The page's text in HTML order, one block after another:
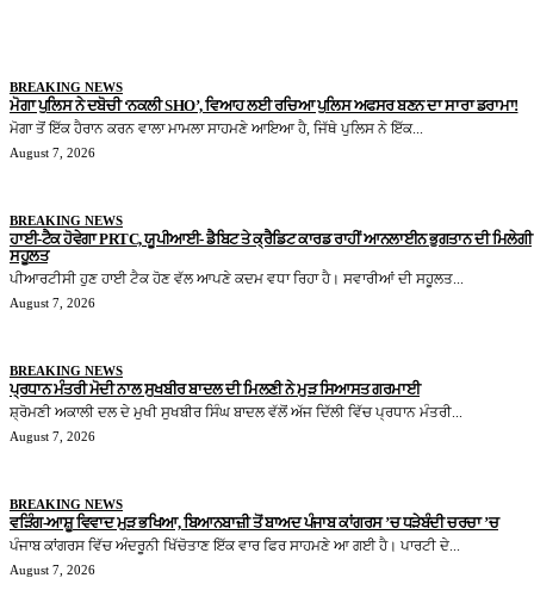
BREAKING NEWS
ਮੋਗਾ ਪੁਲਿਸ ਨੇ ਦਬੋਚੀ ‘ਨਕਲੀ SHO’, ਵਿਆਹ ਲਈ ਰਚਿਆ ਪੁਲਿਸ ਅਫਸਰ ਬਣਨ ਦਾ ਸਾਰਾ ਡਰਾਮਾ!
ਮੋਗਾ ਤੋਂ ਇੱਕ ਹੈਰਾਨ ਕਰਨ ਵਾਲਾ ਮਾਮਲਾ ਸਾਹਮਣੇ ਆਇਆ ਹੈ, ਜਿੱਥੇ ਪੁਲਿਸ ਨੇ ਇੱਕ...
August 7, 2026
BREAKING NEWS
ਹਾਈ-ਟੈਕ ਹੋਵੇਗਾ PRTC, ਯੂਪੀਆਈ- ਡੈਬਿਟ ਤੇ ਕ੍ਰੈਡਿਟ ਕਾਰਡ ਰਾਹੀਂ ਆਨਲਾਈਨ ਭੁਗਤਾਨ ਦੀ ਮਿਲੇਗੀ
ਸਹੂਲਤ
ਪੀਆਰਟੀਸੀ ਹੁਣ ਹਾਈ ਟੈਕ ਹੋਣ ਵੱਲ ਆਪਣੇ ਕਦਮ ਵਧਾ ਰਿਹਾ ਹੈ। ਸਵਾਰੀਆਂ ਦੀ ਸਹੂਲਤ...
August 7, 2026
BREAKING NEWS
ਪ੍ਰਧਾਨ ਮੰਤਰੀ ਮੋਦੀ ਨਾਲ ਸੁਖਬੀਰ ਬਾਦਲ ਦੀ ਮਿਲਣੀ ਨੇ ਮੁੜ ਸਿਆਸਤ ਗਰਮਾਈ
ਸ਼੍ਰੋਮਣੀ ਅਕਾਲੀ ਦਲ ਦੇ ਮੁਖੀ ਸੁਖਬੀਰ ਸਿੰਘ ਬਾਦਲ ਵੱਲੋਂ ਅੱਜ ਦਿੱਲੀ ਵਿੱਚ ਪ੍ਰਧਾਨ ਮੰਤਰੀ...
August 7, 2026
BREAKING NEWS
ਵੜਿੰਗ-ਆਸ਼ੂ ਵਿਵਾਦ ਮੁੜ ਭਖਿਆ, ਬਿਆਨਬਾਜ਼ੀ ਤੋਂ ਬਾਅਦ ਪੰਜਾਬ ਕਾਂਗਰਸ ’ਚ ਧੜੇਬੰਦੀ ਚਰਚਾ ’ਚ
ਪੰਜਾਬ ਕਾਂਗਰਸ ਵਿੱਚ ਅੰਦਰੂਨੀ ਖਿੱਚੋਤਾਣ ਇੱਕ ਵਾਰ ਫਿਰ ਸਾਹਮਣੇ ਆ ਗਈ ਹੈ। ਪਾਰਟੀ ਦੇ...
August 7, 2026